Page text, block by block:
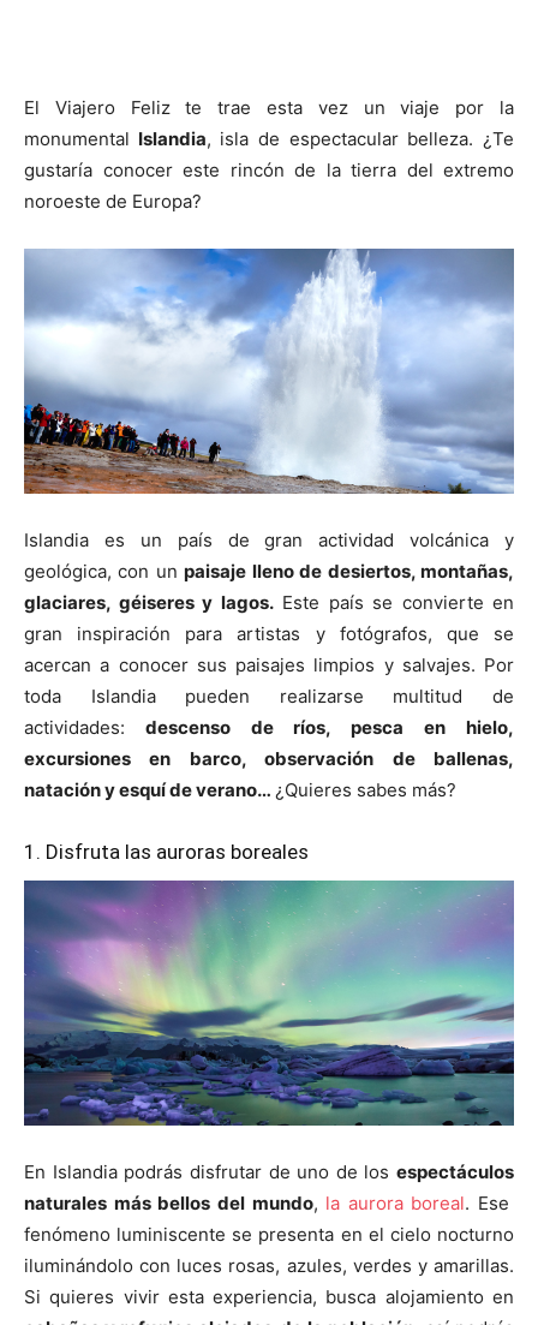
El Viajero Feliz te trae esta vez un viaje por la
monumental Islandia, isla de espectacular belleza. ¿Te
gustaría conocer este rincón de la tierra del extremo
noroeste de Europa?
Islandia es un país de gran actividad volcánica y
geológica, con unpaisaje lleno de desiertos, montañas,
glaciares, géiseres y lagos.Este país se convierte en
gran inspiración para artistas y fotógrafos, que se
acercan a conocer sus paisajes limpios y salvajes. Por
toda Islandia pueden realizarse multitud de
actividades: descenso de ríos, pesca en hielo,
excursiones en barco, observación de ballenas,
natación y esquí de verano… ¿Quieres sabes más?
1. Disfruta las auroras boreales
En Islandia podrás disfrutar de uno de los espectáculos
naturales más bellos del mundo, la aurora boreal. Ese
fenómeno luminiscente se presenta en el cielo nocturno
iluminándolo con luces rosas, azules, verdes y amarillas.
Si quieres vivir esta experiencia, busca alojamiento en